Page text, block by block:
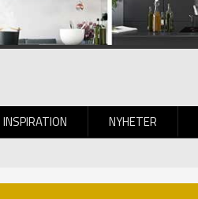
INSPIRATION NYHETER